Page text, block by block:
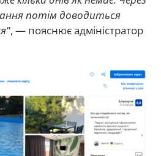
потім доводиться
, — пояснює адміністратор